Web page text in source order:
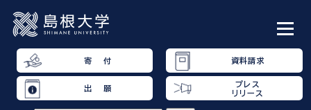
寄 付 資料請求
出 願
プレス
リリース